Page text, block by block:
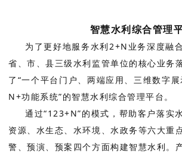
智慧水利综合管理
为了更好地服务水利2+N业务深度融
省、市、县三级水利监管单位的核心业务
了“一个平台门户、两端应用、三维数字展
N+功能系统”的智慧水利综合管理平台。
通过“123+N”的模式，帮助客户落实
资源、水生态、水环境、水政务等六大重
警、预演、预案四个方面构建智慧水利。